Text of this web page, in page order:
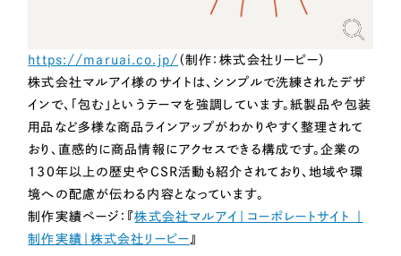
https://maruai.co.jp/ （制作：株式会社リーピー）
株式会社マルアイ様のサイトは、シンプルで洗練されたデザ
インで、「包む」というテーマを強調しています。紙製品や包装
用品など多様な商品ラインアップがわかりやすく整理されて
おり、直感的に商品情報にアクセスできる構成です。企業の
130年以上の歴史やCSR活動も紹介されており、地域や環
境への配慮が伝わる内容となっています。
制作実績ページ：『株式会社マルアイ｜コーポレートサイト ｜
制作実績｜株式会社リーピー』